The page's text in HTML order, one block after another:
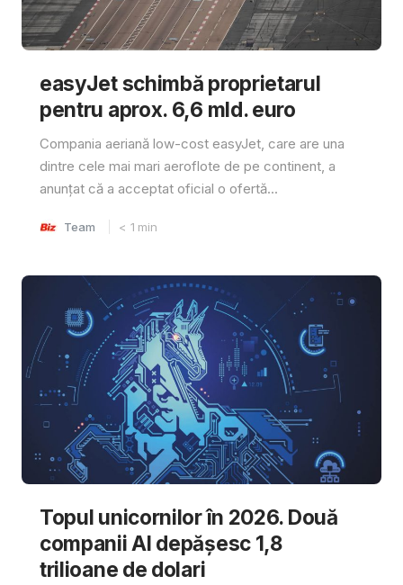
easyJet schimbă proprietarul
pentru aprox. 6,6 mld. euro
Compania aeriană low-cost easyJet, care are una
dintre cele mai mari aeroflote de pe continent, a
anunțat că a acceptat oficial o ofertă...
Team < 1 min
Topul unicornilor în 2026. Două
companii AI depășesc 1,8
trilioane de dolari